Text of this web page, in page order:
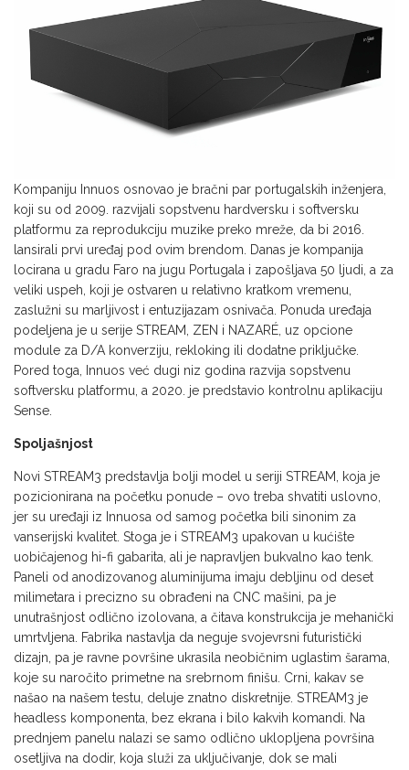
Kompaniju Innuos osnovao je bračni par portugalskih inženjera,
koji su od 2009. razvijali sopstvenu hardversku i softversku
platformu za reprodukciju muzike preko mreže, da bi 2016.
lansirali prvi uređaj pod ovim brendom. Danas je kompanija
locirana u gradu Faro na jugu Portugala i zapošljava 50 ljudi, a za
veliki uspeh, koji je ostvaren u relativno kratkom vremenu,
zaslužni su marljivost i entuzijazam osnivača. Ponuda uređaja
podeljena je u serije STREAM, ZEN i NAZARÉ, uz opcione
module za D/A konverziju, rekloking ili dodatne priključke.
Pored toga, Innuos već dugi niz godina razvija sopstvenu
softversku platformu, a 2020. je predstavio kontrolnu aplikaciju
Sense.
Spoljašnjost
Novi STREAM3 predstavlja bolji model u seriji STREAM, koja je
pozicionirana na početku ponude – ovo treba shvatiti uslovno,
jer su uređaji iz Innuosa od samog početka bili sinonim za
vanserijski kvalitet. Stoga je i STREAM3 upakovan u kućište
uobičajenog hi-fi gabarita, ali je napravljen bukvalno kao tenk.
Paneli od anodizovanog aluminijuma imaju debljinu od deset
milimetara i precizno su obrađeni na CNC mašini, pa je
unutrašnjost odlično izolovana, a čitava konstrukcija je mehanički
umrtvljena. Fabrika nastavlja da neguje svojevrsni futuristički
dizajn, pa je ravne površine ukrasila neobičnim uglastim šarama,
koje su naročito primetne na srebrnom finišu. Crni, kakav se
našao na našem testu, deluje znatno diskretnije. STREAM3 je
headless komponenta, bez ekrana i bilo kakvih komandi. Na
prednjem panelu nalazi se samo odlično uklopljena površina
osetljiva na dodir, koja služi za uključivanje, dok se mali